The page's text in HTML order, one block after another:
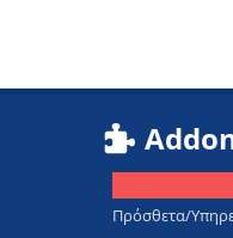
Πρόσθετα/